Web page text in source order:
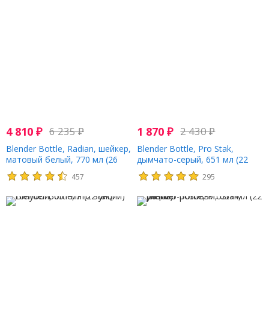
4 810 ₽ 6 235₽
Blender Bottle, Radian, шейкер,
матовый белый, 770 мл (26
унций)
457
1 870₽ 2 430₽
Blender Bottle, Pro Stak,
дымчато-серый, 651 мл (22
унции)
295